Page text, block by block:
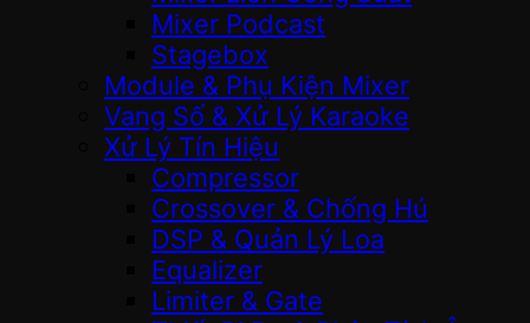
Mixer Podcast
Stagebox
Module & Phụ Kiện Mixer
Vang Số & Xử Lý Karaoke
Xử Lý Tín Hiệu
Compressor
Crossover & Chống Hú
DSP & Quản Lý Loa
Equalizer
Limiter & Gate